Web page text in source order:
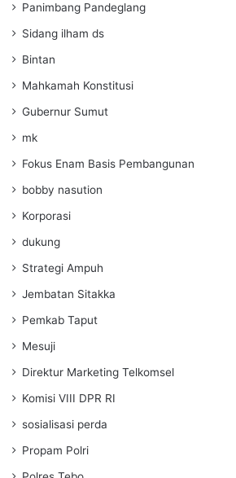
Panimbang Pandeglang
Sidang ilham ds
Bintan
Mahkamah Konstitusi
Gubernur Sumut
mk
Fokus Enam Basis Pembangunan
bobby nasution
Korporasi
dukung
Strategi Ampuh
Jembatan Sitakka
Pemkab Taput
Mesuji
Direktur Marketing Telkomsel
Komisi VIII DPR RI
sosialisasi perda
Propam Polri